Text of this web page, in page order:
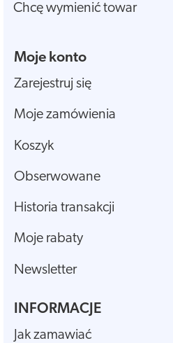
Chcę wymienić towar
Moje konto
Zarejestruj się
Moje zamówienia
Koszyk
Obserwowane
Historia transakcji
Moje rabaty
Newsletter
INFORMACJE
Jak zamawiać